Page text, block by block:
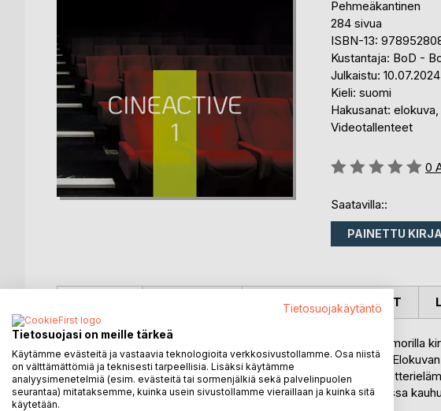
Pehmeäkantinen
284 sivua
ISBN-13:
Kustantaja: BoD -
Julkaistu: 10.07.2024
Kieli: suomi
Hakusanat:
Videotallenteet
Arvostelu::
0
Saatavilla::
PAINETTU KIRJA
CineActive 1 on päiväkirjamainen kokoelma elävästi ja huumorilla
poikkeaa monessa kohdin perinteisestä elokuvakritiikistä.
tallenteen tekniseen laatuun. Kirja aloittaa puhtaasti
elokuvapäiväkirjojen sarjan, jonka ensimmäisessä teoksessa
LEHDISTÖARVOSTELUT
Tietosuojakäytäntö
Tietosuojasi on meille tärkeä
Käytämme evästeitä ja vastaavia teknologioita verkkosivustollamme. Osa niistä
on välttämättömiä ja teknisesti tarpeellisia. Lisäksi käytämme
analyysimenetelmiä (esim. evästeitä tai sormenjälkiä sekä palvelinpuolen
seurantaa) mitataksemme, kuinka usein sivustollamme vieraillaan ja kuinka sitä
käytetään.